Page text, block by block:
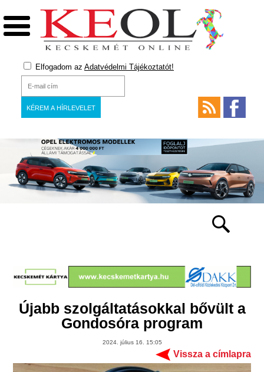
Elfogadom az Adatvédelmi Tájékoztatót!
Újabb szolgáltatásokkal bővült a
Gondosóra program
2024. július 16. 15:05
Vissza a címlapra